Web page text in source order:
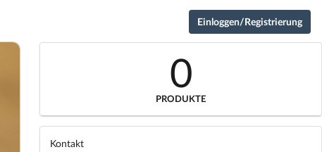
Einloggen/Registrierung
0
PRODUKTE
Kontakt